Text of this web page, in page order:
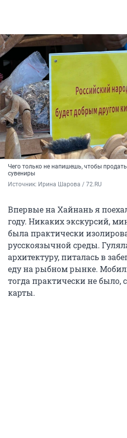
Чего только не напишешь, чтобы
сувениры
Источник: Ирина Шарова / 72.RU
Впервые на Хайнань я
году. Никаких экскурсий,
была практически
русскоязычной среды.
архитектуру, питалась в
еду на рыбном рынке.
тогда практически не было,
карты.